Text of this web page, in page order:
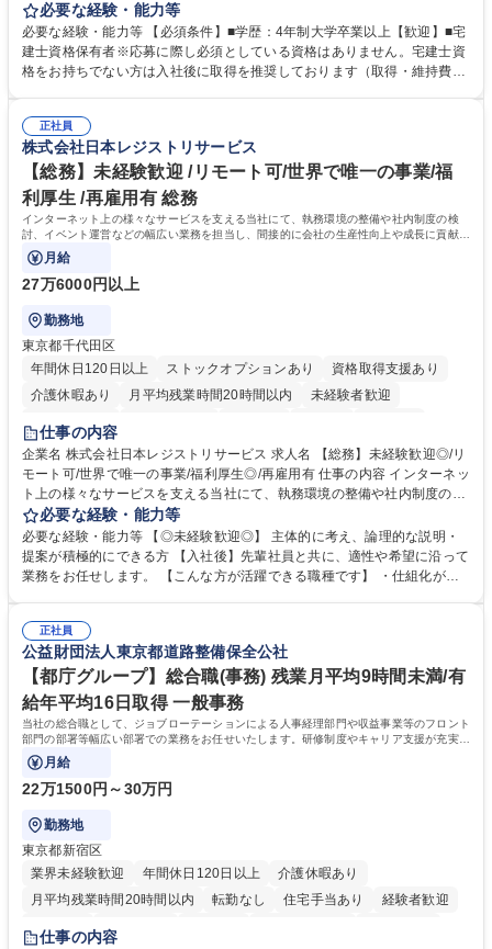
貸運営、売却、仲介・活用提案等を行う営業部門において事務業務を担当
いただきます。 【詳細】・契約書管理、契約書製本、捺印対応、ファイリ
ング、登記簿取得、調書取得・支払業務（各種費用支払、支払管理、請
求・支払データ登録、取引先マスター申請対応）・予算作成及び予実管
の他に担当頂く業務が発生する場合があります。 募集職種 【営業事務】
業務職/三井物産グループ/平均残業時間10H/完全週休2日
必要な経験・能力等
必要な経験・能力等 【必須条件】■学歴：4年制大学卒業以上【歓迎】■宅
建士資格保有者※応募に際し必須としている資格はありません。宅建士資
格をお持ちでない方は入社後に取得を推奨しております（取得・維持費用
ション力がある方。 ・チャレンジを厭わず、粘り強く業務に取り組める
方。多様な関係者と謙虚に信頼関係を構築でき、期限を意識したスケジュ
ール管理が出来る方。※将来的に他部署（営業部門、コーポレート部門）
へのジョブローテーションの可能性があります。 学歴・資格 学歴：大学
院 大学 語学力： 資格：宅地建物取引士
正社員
株式会社日本レジストリサービス
【総務】未経験歓迎 /リモート可/世界で唯一の事業/福
利厚生 /再雇用有 総務
インターネット上の様々なサービスを支える当社にて、執務環境の整備や社内制度の検
討、イベント運営などの幅広い業務を担当し、間接的に会社の生産性向上や成長に貢献し
ている部署です。
月給
27万6000円以上
勤務地
東京都千代田区
年間休日120日以上
ストックオプションあり
資格取得支援あり
介護休暇あり
月平均残業時間20時間以内
未経験者歓迎
住宅手当あり
完全週休2日制
交通費支給 駅近5分以内 土日祝休み 服装自由
仕事の内容
企業名 株式会社日本レジストリサービス 求人名 【総務】未経験歓迎◎/リ
モート可/世界で唯一の事業/福利厚生◎/再雇用有 仕事の内容 インターネッ
ト上の様々なサービスを支える当社にて、執務環境の整備や社内制度の検
討、イベント運営などの幅広い業務を担当し、間接的に会社の生産性向上
や成長に貢献している部署です。 会社の全メンバーが安心して長く成果を
発揮できる環境を整えるために、毎日のメンテナンスや維持管理に加え、
新たな施策検討を積極的に行っていただき、会社全体を巻き込み課題解決
幅広い業務の体得が可能で、多様なキャリアパスを描くことも可能です。
募集職種 【総務】未経験歓迎◎/リモート可/世界で唯一の事業/福利厚生◎/
再雇用有
必要な経験・能力等
必要な経験・能力等 【◎未経験歓迎◎】 主体的に考え、論理的な説明・
提案が積極的にできる方 【入社後】先輩社員と共に、適性や希望に沿って
業務をお任せします。 【こんな方が活躍できる職種です】 ・仕組化が好
対処できる・新しいことに興味関心がある 【魅力】■自己啓発支援：資格
取得や通信教育など費用の80%（年間25万円まで）を補助 ■住宅手当：家
賃の50%（月額7万円まで）を補助 学歴・資格 学歴：大学院 大学 語学
力： 資格：
正社員
公益財団法人東京都道路整備保全公社
【都庁グループ】総合職(事務) 残業月平均9時間未満/有
給年平均16日取得 一般事務
当社の総合職として、ジョブローテーションによる人事経理部門や収益事業等のフロント
部門の部署等幅広い部署での業務をお任せいたします。研修制度やキャリア支援が充実し
ております！ ※下記業務詳細
月給
22万1500円～30万円
勤務地
東京都新宿区
業界未経験歓迎
年間休日120日以上
介護休暇あり
月平均残業時間20時間以内
転勤なし 住宅手当あり
経験者歓迎
研修あり
退職金あり
仕事の内容